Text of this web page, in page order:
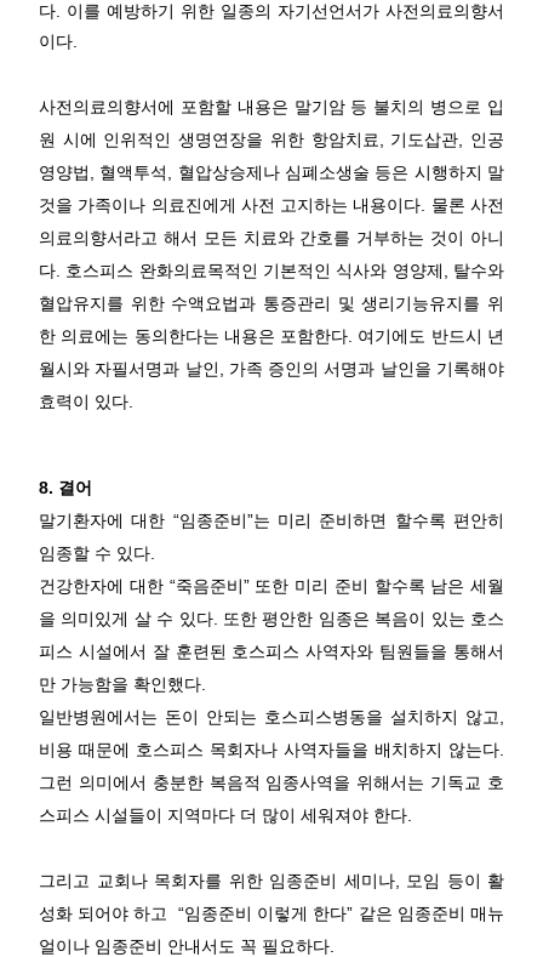
다. 이를 예방하기 위한 일종의 자기선언서가 사전의료의향서
이다.
사전의료의향서에 포함할 내용은 말기암 등 불치의 병으로 입
원 시에 인위적인 생명연장을 위한 항암치료, 기도삽관, 인공
영양법, 혈액투석, 혈압상승제나 심폐소생술 등은 시행하지 말
것을 가족이나 의료진에게 사전 고지하는 내용이다. 물론 사전
의료의향서라고 해서 모든 치료와 간호를 거부하는 것이 아니
다. 호스피스 완화의료목적인 기본적인 식사와 영양제, 탈수와
혈압유지를 위한 수액요법과 통증관리 및 생리기능유지를 위
한 의료에는 동의한다는 내용은 포함한다. 여기에도 반드시 년
월시와 자필서명과 날인, 가족 증인의 서명과 날인을 기록해야
효력이 있다.
8. 결어
말기환자에 대한 “임종준비”는 미리 준비하면 할수록 편안히
임종할 수 있다.
건강한자에 대한 “죽음준비” 또한 미리 준비 할수록 남은 세월
을 의미있게 살 수 있다. 또한 평안한 임종은 복음이 있는 호스
피스 시설에서 잘 훈련된 호스피스 사역자와 팀원들을 통해서
만 가능함을 확인했다.
일반병원에서는 돈이 안되는 호스피스병동을 설치하지 않고,
비용 때문에 호스피스 목회자나 사역자들을 배치하지 않는다.
그런 의미에서 충분한 복음적 임종사역을 위해서는 기독교 호
스피스 시설들이 지역마다 더 많이 세워져야 한다.
그리고 교회나 목회자를 위한 임종준비 세미나, 모임 등이 활
성화 되어야 하고 “임종준비 이렇게 한다” 같은 임종준비 매뉴
얼이나 임종준비 안내서도 꼭 필요하다.